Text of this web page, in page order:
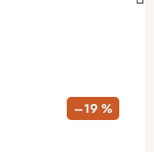
–19 %